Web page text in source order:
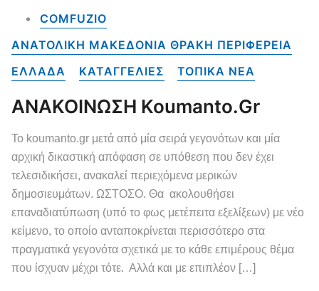
COMFUZIO
ΑΝΑΤΟΛΙΚΗ ΜΑΚΕΔΟΝΙΑ ΘΡΑΚΗ ΠΕΡΙΦΕΡΕΙΑ
ΕΛΛΑΔΑ
ΚΑΤΑΓΓΕΛΙΕΣ ΤΟΠΙΚΑ NEA
ΑΝΑΚΟΙΝΩΣΗ Koumanto.gr
Το koumanto.gr μετά από μία σειρά γεγονότων και μία
αρχική δικαστική απόφαση σε υπόθεση που δεν έχει
τελεσιδικήσει, ανακαλεί περιεχόμενα μερικών
δημοσιευμάτων. ΩΣΤΟΣΟ. Θα ακολουθήσει
επαναδιατύπωση (υπό το φως μετέπειτα εξελίξεων) με νέο
κείμενο, το οποίο ανταποκρίνεται περισσότερο στα
πραγματικά γεγονότα σχετικά με το κάθε επιμέρους θέμα
που ίσχυαν μέχρι τότε. Αλλά και με επιπλέον […]